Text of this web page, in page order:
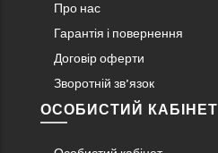
Про нас
Гарантія і повернення
Договір оферти
Зворотній зв’язок
ОСОБИСТИЙ КАБІНЕТ